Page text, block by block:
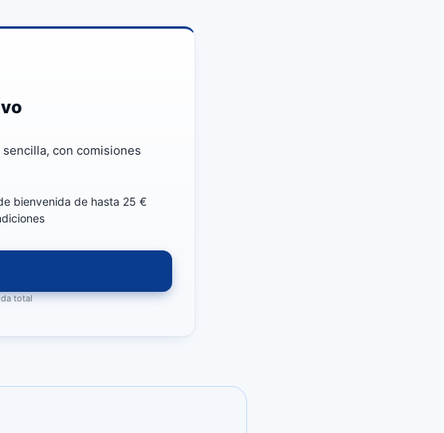
con comisiones
bienvenida de hasta 25 €
total